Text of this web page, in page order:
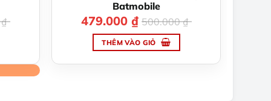
phẩm trước khi chọn mua:
₫
Batmobile
500.000₫
Giá
gốc
là:
500.000 ₫.
479.000 ₫Giá
hiện
tại
là:
479.000 ₫.
THÊM VÀO GIỎ